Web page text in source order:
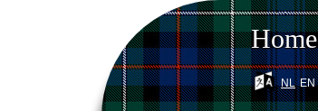
Home
nl en